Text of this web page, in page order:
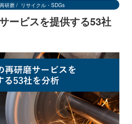
再研磨 リサイクル・SDGs
ービスを提供する53社